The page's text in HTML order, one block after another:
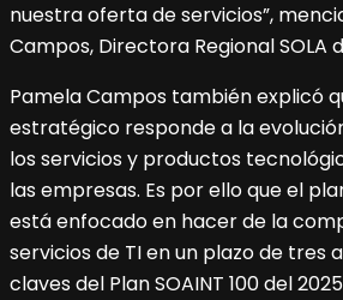
nuestra oferta de servicios”,
Campos, Directora Regional SOLA
Pamela Campos también explicó
estratégico responde a la
los servicios y productos
las empresas. Es por ello que el
está enfocado en hacer de la
servicios de TI en un plazo de tres
claves del Plan SOAINT 100 del